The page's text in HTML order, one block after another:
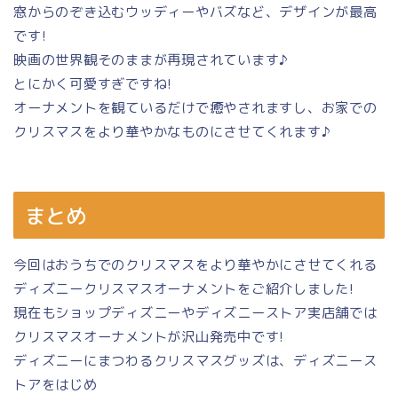
窓からのぞき込むウッディーやバズなど、デザインが最高
です!
映画の世界観そのままが再現されています♪
とにかく可愛すぎですね!
オーナメントを観ているだけで癒やされますし、お家での
クリスマスをより華やかなものにさせてくれます♪
まとめ
今回はおうちでのクリスマスをより華やかにさせてくれる
ディズニークリスマスオーナメントをご紹介しました!
現在もショップディズニーやディズニーストア実店舗では
クリスマスオーナメントが沢山発売中です!
ディズニーにまつわるクリスマスグッズは、ディズニース
トアをはじめ